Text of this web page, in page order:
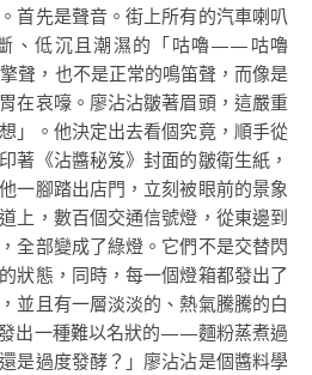
首先是聲音。街上所有的汽車喇叭
、低沉且潮濕的「咕嚕——咕嚕
，也不是正常的鳴笛聲，而像是
在哀嚎。廖沾沾皺著眉頭，這嚴重
」。他決定出去看個究竟，順手從
著《沾醬秘笈》封面的皺衛生紙，
一腳踏出店門，立刻被眼前的景象
上，數百個交通信號燈，從東邊到
全部變成了綠燈。它們不是交替閃
狀態，同時，每一個燈箱都發出了
並且有一層淡淡的、熱氣騰騰的白
出一種難以名狀的——麵粉蒸煮過
是過度發酵？」廖沾沾是個醬料學